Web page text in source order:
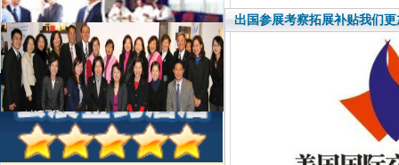
出国参展考察拓展补贴我们